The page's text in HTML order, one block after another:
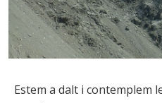
Estem a dalt i contemplem